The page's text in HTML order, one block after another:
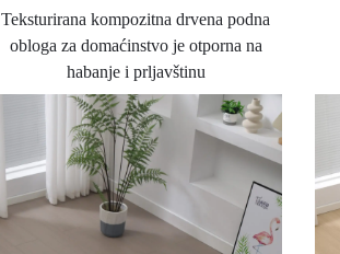
Teksturirana kompozitna drvena podna
obloga za domaćinstvo je otporna na
habanje i prljavštinu